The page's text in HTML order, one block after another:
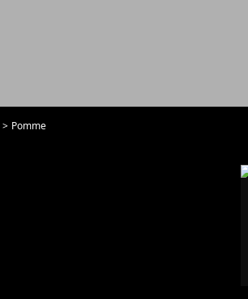
Pomme